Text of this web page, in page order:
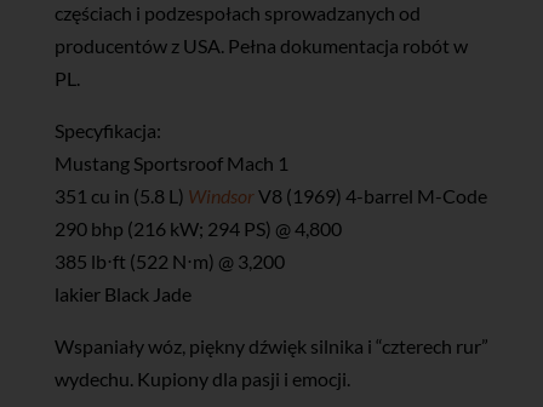
częściach i podzespołach sprowadzanych od
producentów z USA. Pełna dokumentacja robót w
PL.
Specyfikacja:
Mustang Sportsroof Mach 1
351 cu in (5.8 L) WindsorV8 (1969) 4-barrel M-Code
290 bhp (216 kW; 294 PS) @ 4,800
385 lb⋅ft (522 N⋅m) @ 3,200
lakier Black Jade
Wspaniały wóz, piękny dźwięk silnika i “czterech rur”
wydechu. Kupiony dla pasji i emocji.